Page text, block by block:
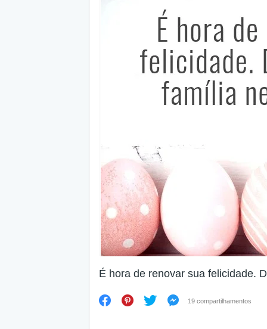
É hora de renovar sua felicidade.
19 compartilhamentos